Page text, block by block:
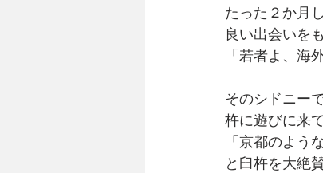
たった２か月
良い出会いを
「若者よ、海
そのシドニー
杵に遊びに来
「京都のよう
と臼杵を大絶